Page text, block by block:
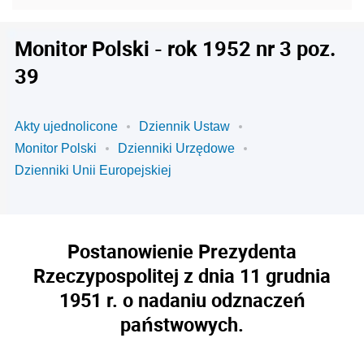
Monitor Polski - rok 1952 nr 3 poz.
39
Akty ujednolicone
Dziennik Ustaw
Monitor Polski
Dzienniki Urzędowe
Dzienniki Unii Europejskiej
Postanowienie Prezydenta
Rzeczypospolitej z dnia 11 grudnia
1951 r. o nadaniu odznaczeń
państwowych.